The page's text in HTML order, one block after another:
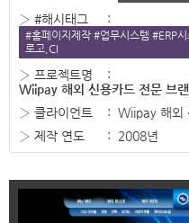
› #해시태그 :
#홈페이지제작 #업무시스템 #ERP
로고,CI
› 프로젝트명
:
Wiipay 해외 신용카드 전문 브
› 클라이언트
: Wiipay 해외
› 제작 연도
: 2008년